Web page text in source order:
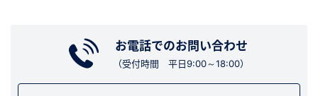
お電話でのお問い合わせ
（受付時間 平日9:00～18:00）